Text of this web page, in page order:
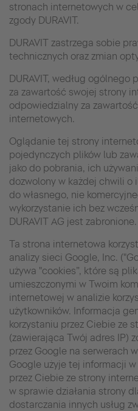
stronach internetowych w
zgody DURAVIT.
DURAVIT zastrzega sobie
technicznych oraz zmian
DURAVIT, według
za zawartość swojej strony
odpowiedzialny za
internetowych.
Oglądanie tej strony
pojedynczych plików lub
jako do pobrania, ich
dozwolony w każdej chwili o
do własnego, nie
wykorzystanie ich bez
DURAVIT AG jest zabronione.
Ta strona internetowa
analizy sieci Google, Inc.
używa "cookies”, które są
umieszczonymi w Twoim
internetowej w analizie
użytkowników. Informacja
korzystaniu przez Ciebie ze
(zawierająca Twój adres IP)
przez Google na serwerach
Google użyje tej informacji
przez Ciebie ze strony
w sprawie działania strony
dostarczania innych usług